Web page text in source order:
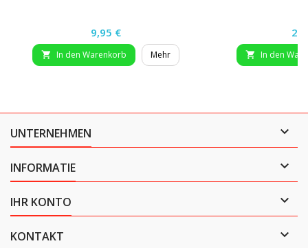
Preis
9,95 €
 In den Warenkorb Mehr  In den
UNTERNEHMEN 
INFORMATIE 
IHR KONTO 
KONTAKT 